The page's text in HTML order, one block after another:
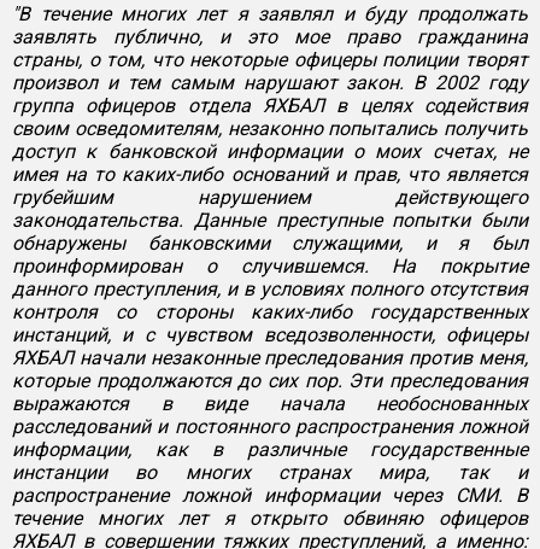
"В течение многих лет я заявлял и буду продолжать
заявлять публично, и это мое право гражданина
страны, о том, что некоторые офицеры полиции творят
произвол и тем самым нарушают закон. В 2002 году
группа офицеров отдела ЯХБАЛ в целях содействия
своим осведомителям, незаконно попытались получить
доступ к банковской информации о моих счетах, не
имея на то каких-либо оснований и прав, что является
грубейшим нарушением действующего
законодательства. Данные преступные попытки были
обнаружены банковскими служащими, и я был
проинформирован о случившемся. На покрытие
данного преступления, и в условиях полного отсутствия
контроля со стороны каких-либо государственных
инстанций, и с чувством вседозволенности, офицеры
ЯХБАЛ начали незаконные преследования против меня,
которые продолжаются до сих пор. Эти преследования
выражаются в виде начала необоснованных
расследований и постоянного распространения ложной
информации, как в различные государственные
инстанции во многих странах мира, так и
распространение ложной информации через СМИ. В
течение многих лет я открыто обвиняю офицеров
ЯХБАЛ в совершении тяжких преступлений, а именно: